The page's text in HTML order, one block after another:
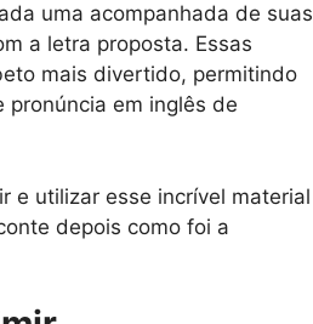
uma acompanhada de suas
a letra proposta. Essas
mais divertido, permitindo
pronúncia em inglês de
e utilizar esse incrível material
depois como foi a